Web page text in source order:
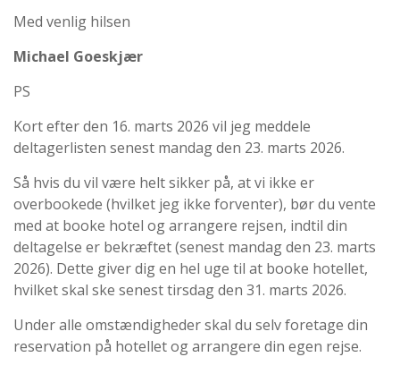
Med venlig hilsen
Michael Goeskjær
PS
Kort efter den 16. marts 2026 vil jeg meddele
deltagerlisten senest mandag den 23. marts 2026.
Så hvis du vil være helt sikker på, at vi ikke er
overbookede (hvilket jeg ikke forventer), bør du vente
med at booke hotel og arrangere rejsen, indtil din
deltagelse er bekræftet (senest mandag den 23. marts
2026). Dette giver dig en hel uge til at booke hotellet,
hvilket skal ske senest tirsdag den 31. marts 2026.
Under alle omstændigheder skal du selv foretage din
reservation på hotellet og arrangere din egen rejse.